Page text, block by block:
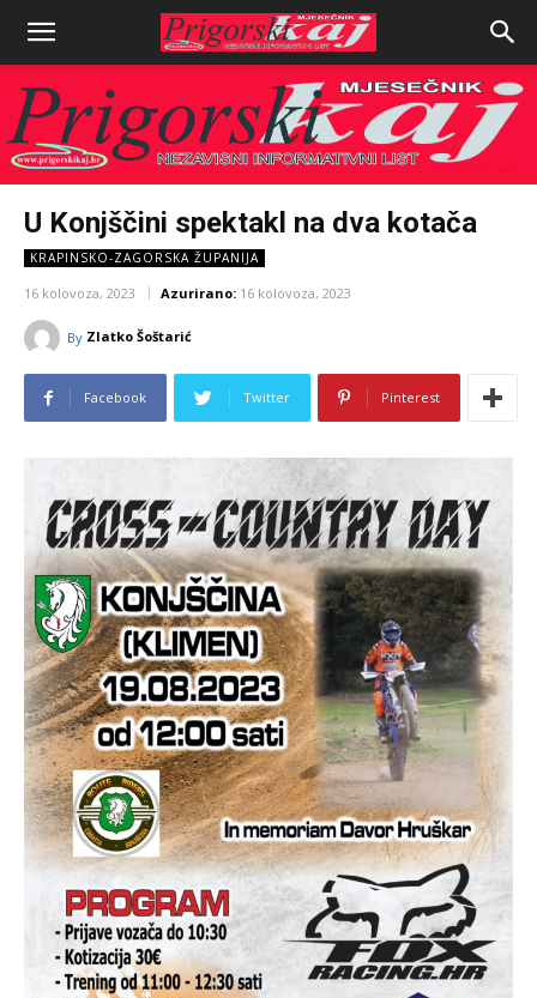
U Konjščini spektakl na dva kotača
KRAPINSKO-ZAGORSKA ŽUPANIJA
16 kolovoza, 2023 Azurirano: 16 kolovoza, 2023
By Zlatko Šoštarić
Facebook Twitter Pinterest